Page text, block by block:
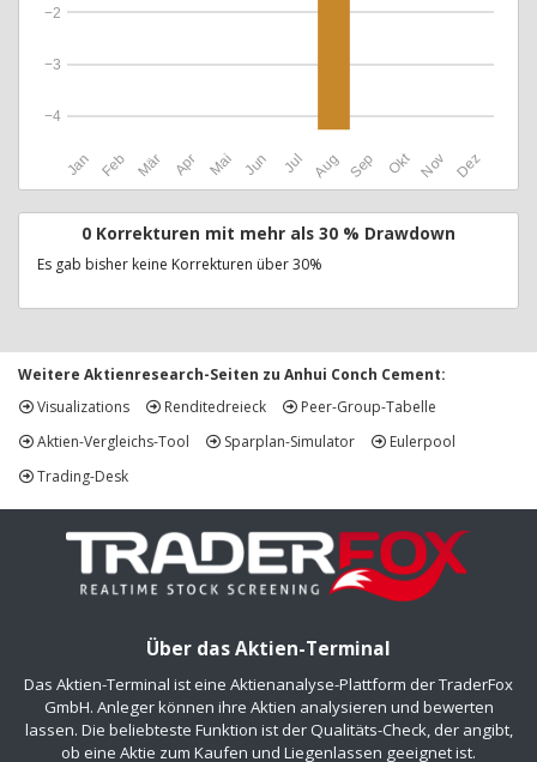
Jan Feb Mär Apr Mai Jun Jul Aug Sep Okt Nov Dez
−4
−3
−2
0 Korrekturen mit mehr als 30 % Drawdown
Es gab bisher keine Korrekturen über 30%
Weitere Aktienresearch-Seiten zu Anhui Conch Cement:
Visualizations
Renditedreieck
Peer-Group-Tabelle
Aktien-Vergleichs-Tool
Sparplan-Simulator
Eulerpool
Trading-Desk
Über das Aktien-Terminal
Das Aktien-Terminal ist eine Aktienanalyse-Plattform der TraderFox
GmbH. Anleger können ihre Aktien analysieren und bewerten
lassen. Die beliebteste Funktion ist der Qualitäts-Check, der angibt,
ob eine Aktie zum Kaufen und Liegenlassen geeignet ist.